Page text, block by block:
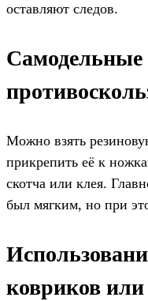
оставляют следов.
Самодельные
Можно взять
прикрепить её к
скотча или клея.
был мягким, но при
ковриков